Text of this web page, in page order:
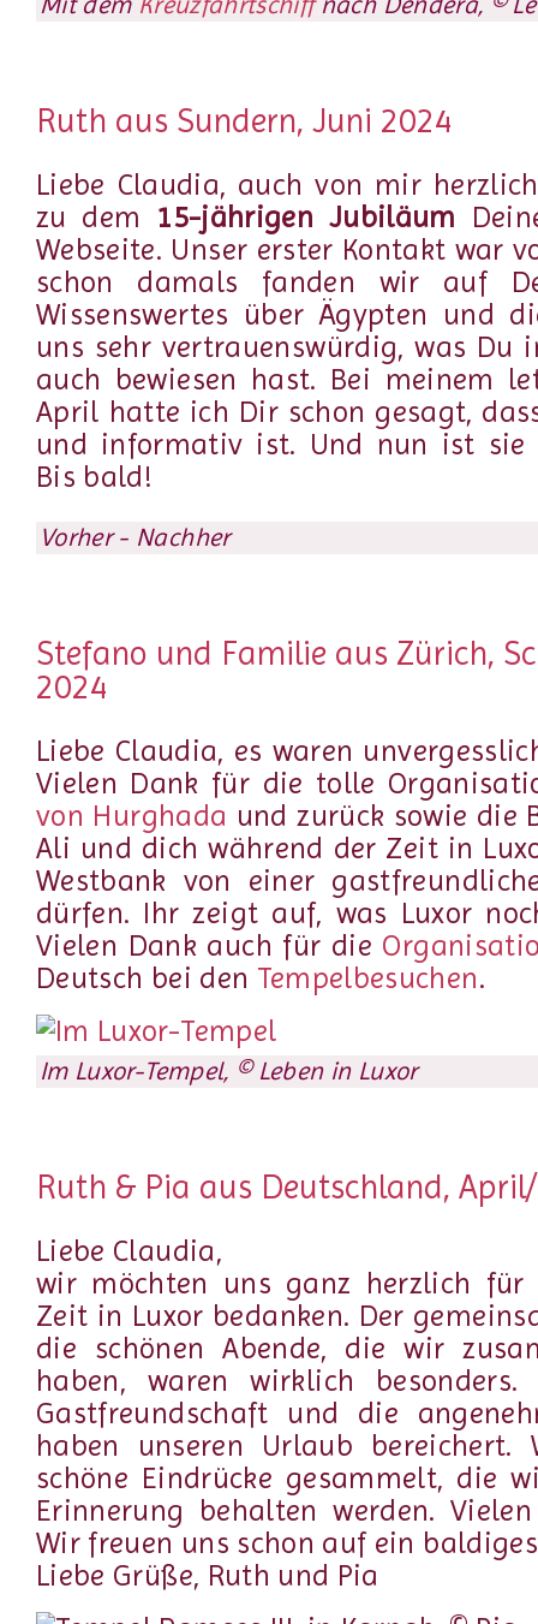
Ruth aus Sundern, Juni 2024
Liebe Claudia, auch von mir
zu dem 15-jährigen Jubiläum
Webseite. Unser erster Kontakt war
schon damals fanden wir auf
Wissenswertes über Ägypten und
uns sehr vertrauenswürdig, was Du
auch bewiesen hast. Bei meinem
April hatte ich Dir schon gesagt,
und informativ ist. Und nun ist sie
Bis bald!
Vorher - Nachher
Stefano und Familie aus Zürich,
2024
Liebe Claudia, es waren
Vielen Dank für die tolle
von Hurghada und zurück sowie die
Ali und dich während der Zeit in
Westbank von einer
dürfen. Ihr zeigt auf, was Luxor
Vielen Dank auch für die
Deutsch bei den Tempelbesuchen.
Im Luxor-Tempel, © Leben in Luxor
Ruth & Pia aus Deutschland,
Liebe Claudia,
wir möchten uns ganz herzlich für
Zeit in Luxor bedanken. Der
die schönen Abende, die wir
haben, waren wirklich besonders.
Gastfreundschaft und die
haben unseren Urlaub bereichert.
schöne Eindrücke gesammelt, die
Erinnerung behalten werden.
Wir freuen uns schon auf ein
Liebe Grüße, Ruth und Pia